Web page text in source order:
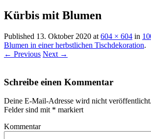
Villa König
Kürbis mit Blumen
Published 13. Oktober 2020 at 604 × 604 in
Blumen in einer herbstlichen Tischdekoration.
← Previous Next →
Schreibe einen Kommentar
Deine E-Mail-Adresse wird nicht veröffentlicht.
Felder sind mit * markiert
Kommentar